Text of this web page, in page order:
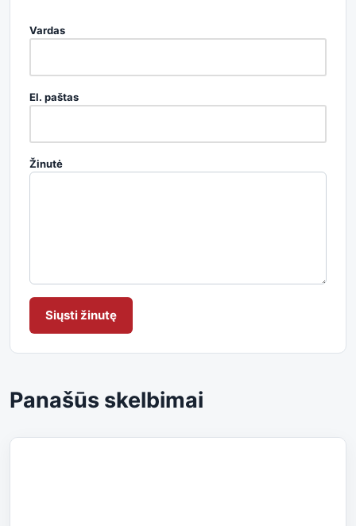
Vardas
El. paštas
Žinutė
Siųsti žinutę
Panašūs skelbimai